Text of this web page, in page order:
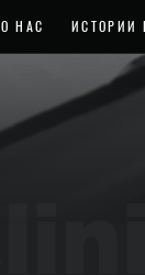
О НАС ИСТОРИИ